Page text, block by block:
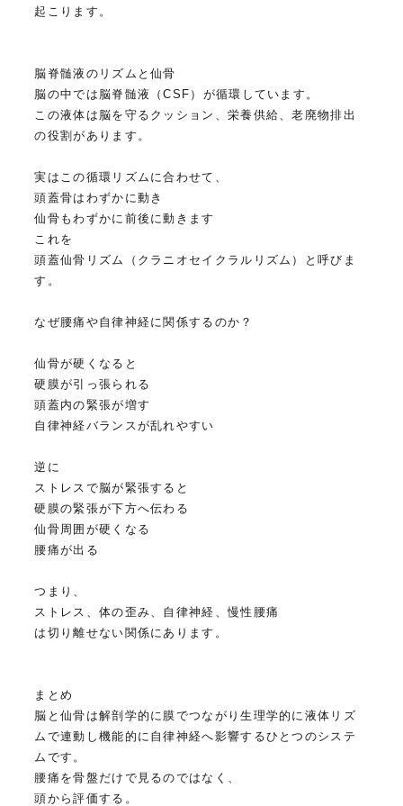
起こります。
脳脊髄液のリズムと仙骨
脳の中では脳脊髄液（CSF）が循環しています。
この液体は脳を守るクッション、栄養供給、老廃物排出
の役割があります。
実はこの循環リズムに合わせて、
頭蓋骨はわずかに動き
仙骨もわずかに前後に動きます
これを
頭蓋仙骨リズム（クラニオセイクラルリズム）と呼びま
す。
なぜ腰痛や自律神経に関係するのか？
仙骨が硬くなると
硬膜が引っ張られる
頭蓋内の緊張が増す
自律神経バランスが乱れやすい
逆に
ストレスで脳が緊張すると
硬膜の緊張が下方へ伝わる
仙骨周囲が硬くなる
腰痛が出る
つまり、
ストレス、体の歪み、自律神経、慢性腰痛
は切り離せない関係にあります。
まとめ
脳と仙骨は解剖学的に膜でつながり生理学的に液体リズ
ムで連動し機能的に自律神経へ影響するひとつのシステ
ムです。
腰痛を骨盤だけで見るのではなく、
頭から評価する。